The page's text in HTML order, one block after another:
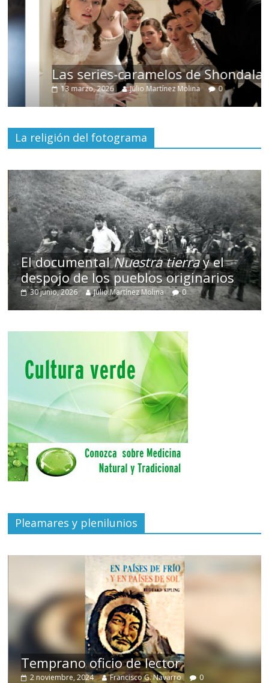
Las series-caramelos de Shondaland
13 marzo, 2026 Julio Martínez Molina 0
La religión del fotograma
El documentalNuestra tierray el
despojo de los pueblos originarios
30 junio, 2026 Julio Martínez Molina 0
Pleamares y plenilunios
Temprano oficio de lector
2 noviembre, 2024 Francisco G. Navarro 0